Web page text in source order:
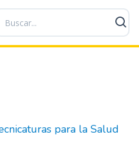
P
a
s
a
n
para la Salud